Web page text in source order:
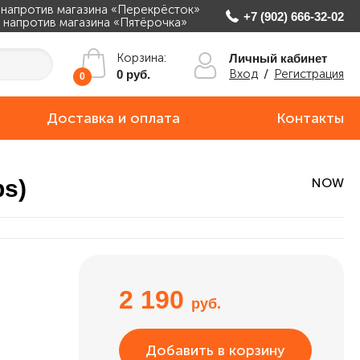
магазина «Перекрёсток»
магазина «Пятёрочка»
+7 (902) 666-32-02
0
Корзина:
0 руб.
Личный кабинет
Вход / Регистрация
Доставка и оплата Контакты
NOW
2 190 руб.
Добавить в корзину